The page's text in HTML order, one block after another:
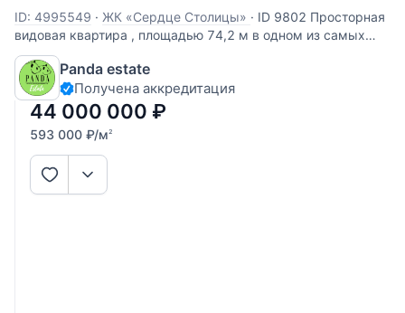
ID: 4995549 · ЖК «Сердце Столицы» · ID 9802 Просторная
видовая квартира , площадью 74,2 м в одном из самых
престижных комплексов Москвы- Сердце Столицы.
Квартира с редким балансом света и тишины !
Предлагается эксклюзивная квартира, с боковой вид на
воду! Большие окна наполняют
Panda estate
Получена аккредитация
44 000 000 ₽
593 000 ₽/м2